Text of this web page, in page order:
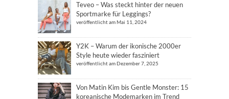
Teveo – Was steckt hinter der neuen
Sportmarke für Leggings?
veröffentlicht am Mai 11, 2024
Y2K – Warum der ikonische 2000er
Style heute wieder fasziniert
veröffentlicht am Dezember 7, 2025
Von Matin Kim bis Gentle Monster: 15
koreanische Modemarken im Trend